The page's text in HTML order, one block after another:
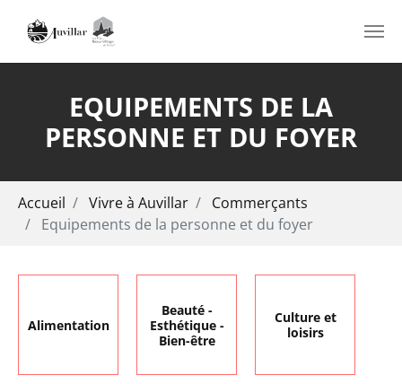
EQUIPEMENTS DE LA
PERSONNE ET DU FOYER
Accueil Vivre à Auvillar
Commerçants
Equipements de la personne et du foyer
Alimentation
Beauté -
Esthétique -
Bien-être
Culture et
loisirs